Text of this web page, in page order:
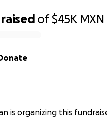
raised of$45K MXN
is organizing this